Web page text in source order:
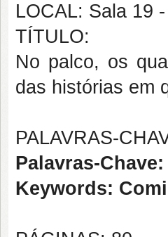
LOCAL: Sala 19
TÍTULO:
No palco, os
das histórias em
PALAVRAS-
Palavras-Chave:
Keywords: